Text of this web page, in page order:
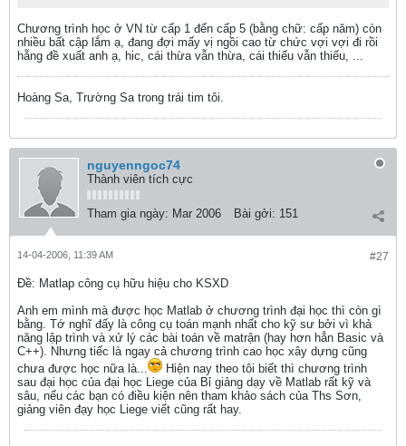
Chương trình học ở VN từ cấp 1 đến cấp 5 (bằng chữ: cấp năm) còn
nhiều bất cập lắm ạ, đang đợi mấy vị ngồi cao từ chức vợi vợi đi rồi
hẵng đề xuất anh ạ, hic, cái thừa vẫn thừa, cái thiếu vẫn thiếu, ...
Hoàng Sa, Trường Sa trong trái tim tôi.
nguyenngoc74
Thành viên tích cực
Tham gia ngày: Mar 2006 Bài gởi: 151
#27
14-04-2006, 11:39 AM
Ðề: Matlap công cụ hữu hiệu cho KSXD
Anh em mình mà được học Matlab ở chương trình đại học thì còn gì
bằng. Tớ nghĩ đấy là công cụ toán mạnh nhất cho kỹ sư bởi vì khả
năng lập trình và xử lý các bài toán về matrận (hay hơn hẳn Basic và
C++). Nhưng tiếc là ngay cả chương trình cao học xây dựng cũng
chưa được học nữa là...
Hiện nay theo tôi biết thì chương trình
sau đại học của đại học Liege của Bỉ giảng dạy về Matlab rất kỹ và
sâu, nếu các bạn có điều kiện nên tham khảo sách của Ths Sơn,
giảng viên đạy học Liege viết cũng rất hay.